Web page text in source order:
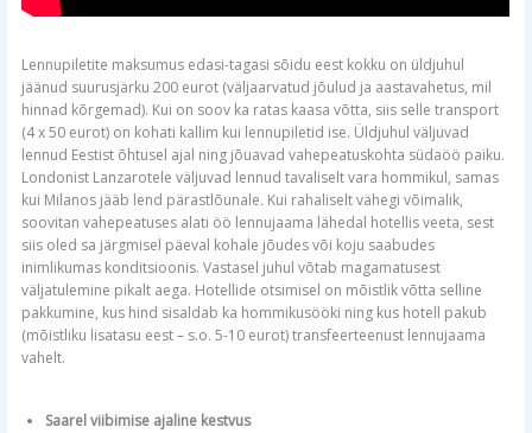
Lennupiletite maksumus edasi-tagasi sõidu eest kokku on üldjuhul
jäänud suurusjärku 200 eurot (väljaarvatud jõulud ja aastavahetus, mil
hinnad kõrgemad). Kui on soov ka ratas kaasa võtta, siis selle transport
(4 x 50 eurot) on kohati kallim kui lennupiletid ise. Üldjuhul väljuvad
lennud Eestist õhtusel ajal ning jõuavad vahepeatuskohta südaöö paiku.
Londonist Lanzarotele väljuvad lennud tavaliselt vara hommikul, samas
kui Milanos jääb lend pärastlõunale. Kui rahaliselt vähegi võimalik,
soovitan vahepeatuses alati öö lennujaama lähedal hotellis veeta, sest
siis oled sa järgmisel päeval kohale jõudes või koju saabudes
inimlikumas konditsioonis. Vastasel juhul võtab magamatusest
väljatulemine pikalt aega. Hotellide otsimisel on mõistlik võtta selline
pakkumine, kus hind sisaldab ka hommikusööki ning kus hotell pakub
(mõistliku lisatasu eest – s.o. 5-10 eurot) transfeerteenust lennujaama
vahelt.
Saarel viibimise ajaline kestvus